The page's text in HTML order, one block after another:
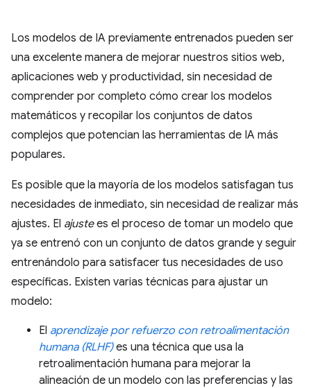
Los modelos de IA previamente entrenados pueden ser
una excelente manera de mejorar nuestros sitios web,
aplicaciones web y productividad, sin necesidad de
comprender por completo cómo crear los modelos
matemáticos y recopilar los conjuntos de datos
complejos que potencian las herramientas de IA más
populares.
Es posible que la mayoría de los modelos satisfagan tus
necesidades de inmediato, sin necesidad de realizar más
ajustes. El ajustees el proceso de tomar un modelo que
ya se entrenó con un conjunto de datos grande y seguir
entrenándolo para satisfacer tus necesidades de uso
específicas. Existen varias técnicas para ajustar un
modelo:
El aprendizaje por refuerzo con retroalimentación
humana (RLHF)es una técnica que usa la
retroalimentación humana para mejorar la
alineación de un modelo con las preferencias y las